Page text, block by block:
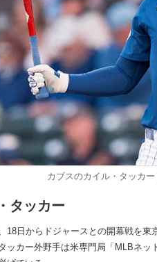
カブスのカイル・タッカ
タッカー
日からドジャースとの開幕戦を東
ッカー外野手は米専門局「MLBネ